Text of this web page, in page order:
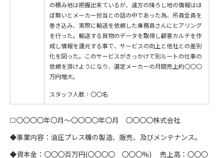
の積み地は把握出来ているが、遠方の降ろし地の情報はほ
ぼ無いとメーカー担当との話の中であった為、所員全員を
巻き込み、実際に輸送を依頼した乗務員さんにヒアリング
を行った。輸送する貨物のデータを取得し顧客カルテを作
成し情報を還元する事で、サービスの向上と他社との差別
化を図った。このサービスがきっかけで別ルートの仕事の
依頼を頂けようになり、選定メーカーの月間売上約〇〇〇
万円増大。
スタッフ人数：〇〇名
☐〇〇〇〇年〇月〜〇〇〇〇年〇月 〇〇〇〇株式会社
◆事業内容：油圧プレス機の製造、販売、及びメンテナンス。
◆資本金：〇〇〇百万円(〇〇〇〇 〇〇〇%) 売上高：〇〇〇